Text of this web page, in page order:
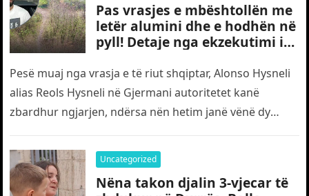
Pas vrasjes e mbështollën me
letër alumini dhe e hodhën në
pyll! Detaje nga ekzekutimi i
Pesë muaj nga vrasja e të riut shqiptar, Alonso Hysneli
alias Reols Hysneli në Gjermani autoritetet kanë
zbardhur ngjarjen, ndërsa nën hetim janë vënë dy
Uncategorized
Nëna takon djalin 3-vjecar të